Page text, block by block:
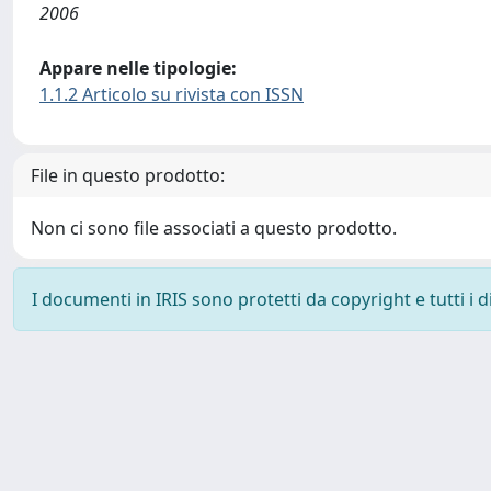
2006
Appare nelle tipologie:
1.1.2 Articolo su rivista con ISSN
File in questo prodotto:
Non ci sono file associati a questo prodotto.
I documenti in IRIS sono protetti da copyright e tutti i